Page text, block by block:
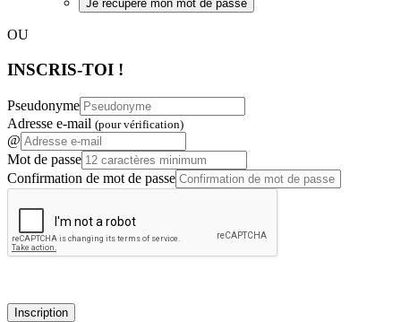
Je récupère mon mot de passe
OU
INSCRIS-TOI !
Pseudonyme
Adresse e-mail (pour vérification)
@
Mot de passe
Confirmation de mot de passe
Inscription